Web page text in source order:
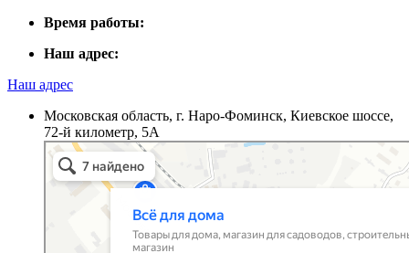
Время работы:
Наш адрес:
Наш адрес
Московская область, г. Наро-Фоминск, Киевское шоссе,
72-й километр, 5А